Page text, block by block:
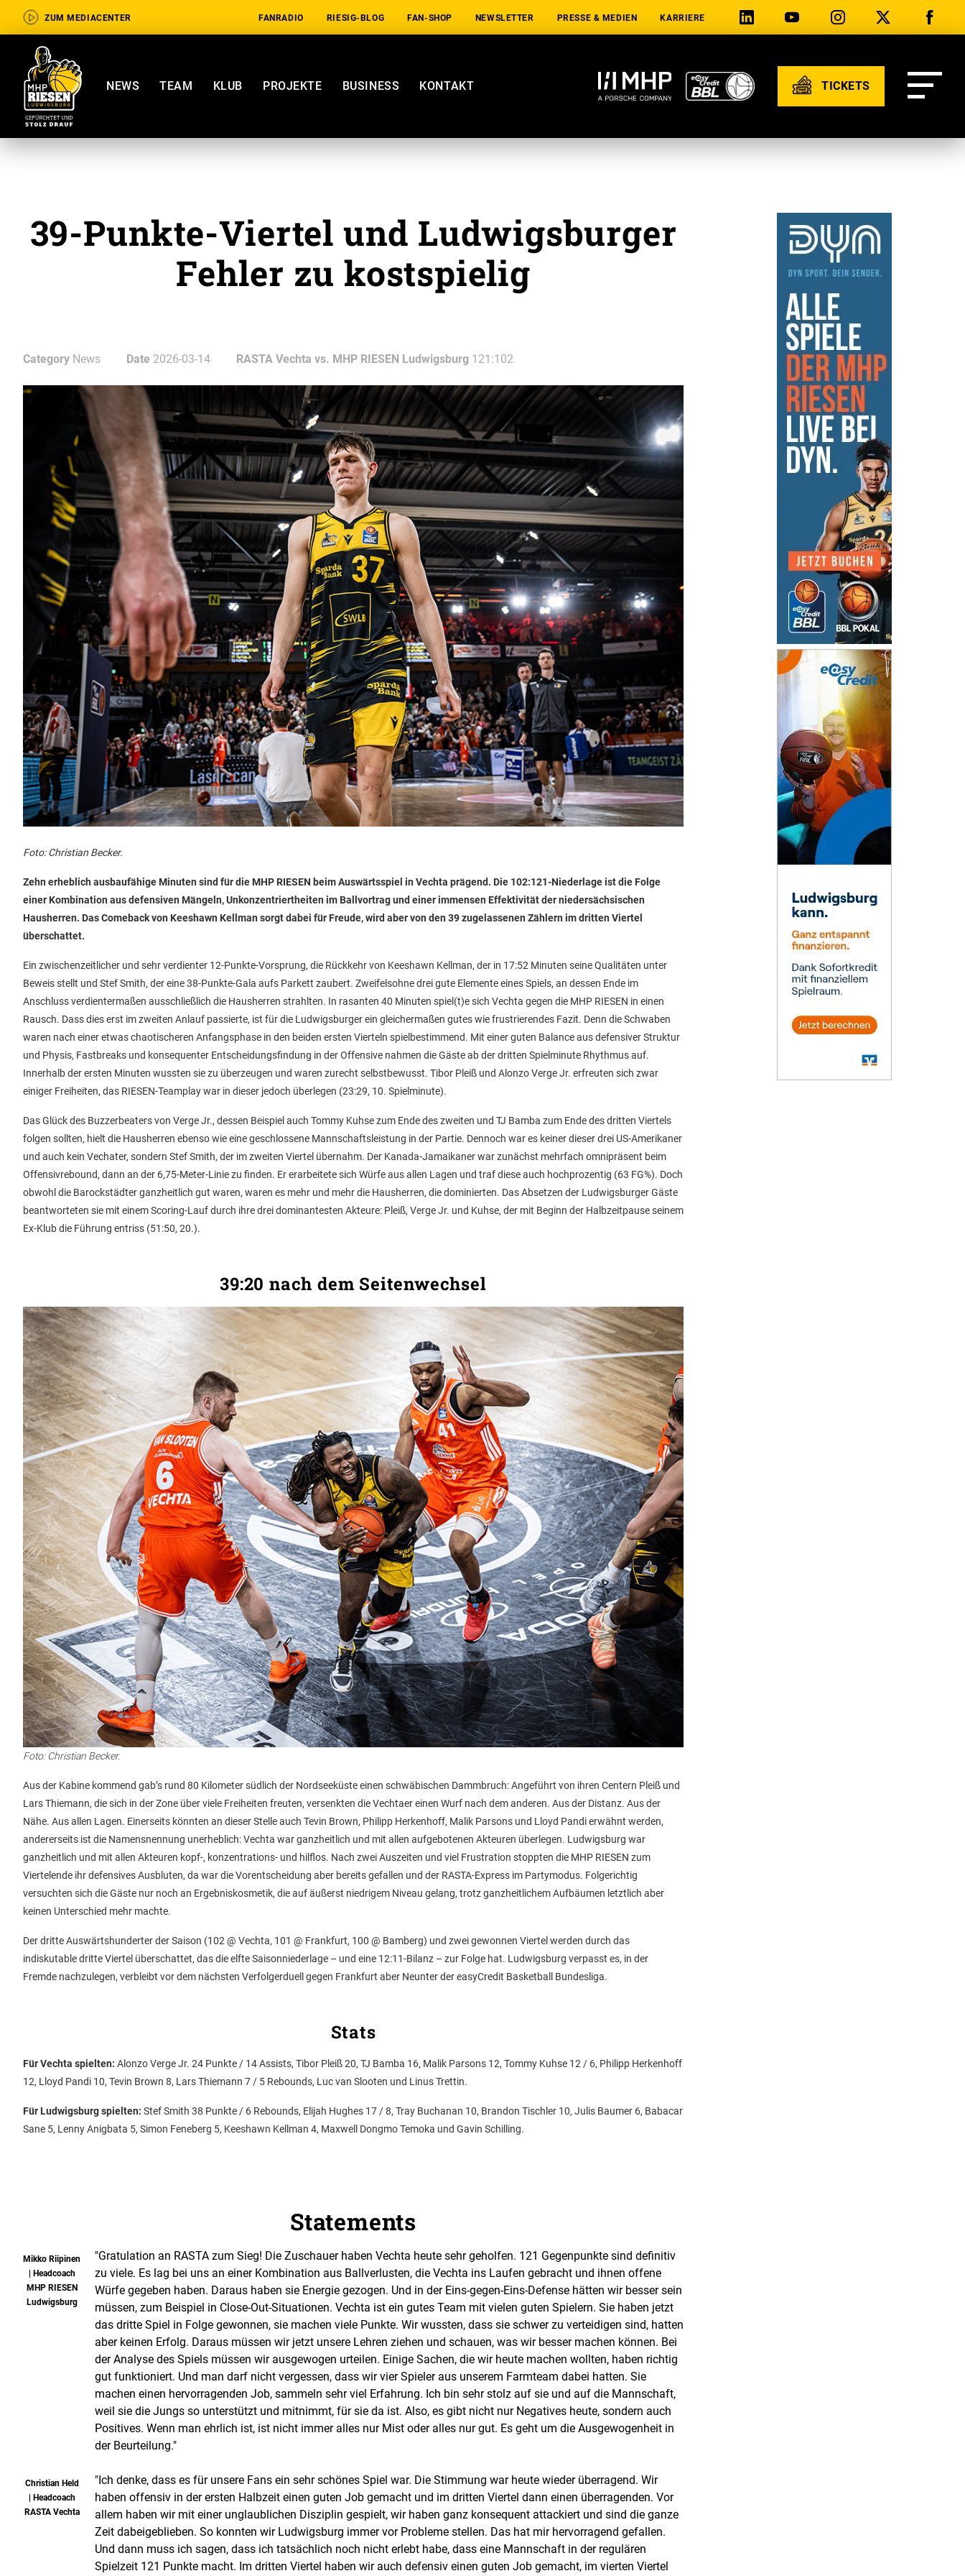
ZUM MEDIACENTER FANRADIO RIESIG-BLOG FAN-SHOP NEWSLETTER PRESSE & MEDIEN KARRIERE
NEWS TEAM KLUB PROJEKTE BUSINESS KONTAKT TICKETS
39-Punkte-Viertel und Ludwigsburger
Fehler zu kostspielig
Category News Date 2026-03-14 RASTA Vechta vs. MHP RIESEN Ludwigsburg 121:102
Foto: Christian Becker.
Zehn erheblich ausbaufähige Minuten sind für die MHP RIESEN beim Auswärtsspiel in Vechta prägend. Die 102:121-Niederlage ist die Folge
einer Kombination aus defensiven Mängeln, Unkonzentriertheiten im Ballvortrag und einer immensen Effektivität der niedersächsischen
Hausherren. Das Comeback von Keeshawn Kellman sorgt dabei für Freude, wird aber von den 39 zugelassenen Zählern im dritten Viertel
überschattet.
Ein zwischenzeitlicher und sehr verdienter 12-Punkte-Vorsprung, die Rückkehr von Keeshawn Kellman, der in 17:52 Minuten seine Qualitäten unter
Beweis stellt und Stef Smith, der eine 38-Punkte-Gala aufs Parkett zaubert. Zweifelsohne drei gute Elemente eines Spiels, an dessen Ende im
Anschluss verdientermaßen ausschließlich die Hausherren strahlten. In rasanten 40 Minuten spiel(t)e sich Vechta gegen die MHP RIESEN in einen
Rausch. Dass dies erst im zweiten Anlauf passierte, ist für die Ludwigsburger ein gleichermaßen gutes wie frustrierendes Fazit. Denn die Schwaben
waren nach einer etwas chaotischeren Anfangsphase in den beiden ersten Vierteln spielbestimmend. Mit einer guten Balance aus defensiver Struktur
und Physis, Fastbreaks und konsequenter Entscheidungsfindung in der Offensive nahmen die Gäste ab der dritten Spielminute Rhythmus auf.
Innerhalb der ersten Minuten wussten sie zu überzeugen und waren zurecht selbstbewusst. Tibor Pleiß und Alonzo Verge Jr. erfreuten sich zwar
einiger Freiheiten, das RIESEN-Teamplay war in dieser jedoch überlegen (23:29, 10. Spielminute).
Das Glück des Buzzerbeaters von Verge Jr., dessen Beispiel auch Tommy Kuhse zum Ende des zweiten und TJ Bamba zum Ende des dritten Viertels
folgen sollten, hielt die Hausherren ebenso wie eine geschlossene Mannschaftsleistung in der Partie. Dennoch war es keiner dieser drei US-Amerikaner
und auch kein Vechater, sondern Stef Smith, der im zweiten Viertel übernahm. Der Kanada-Jamaikaner war zunächst mehrfach omnipräsent beim
Offensivrebound, dann an der 6,75-Meter-Linie zu finden. Er erarbeitete sich Würfe aus allen Lagen und traf diese auch hochprozentig (63 FG%). Doch
obwohl die Barockstädter ganzheitlich gut waren, waren es mehr und mehr die Hausherren, die dominierten. Das Absetzen der Ludwigsburger Gäste
beantworteten sie mit einem Scoring-Lauf durch ihre drei dominantesten Akteure: Pleiß, Verge Jr. und Kuhse, der mit Beginn der Halbzeitpause seinem
Ex-Klub die Führung entriss (51:50, 20.).
39:20 nach dem Seitenwechsel
Foto: Christian Becker.
Aus der Kabine kommend gab’s rund 80 Kilometer südlich der Nordseeküste einen schwäbischen Dammbruch: Angeführt von ihren Centern Pleiß und
Lars Thiemann, die sich in der Zone über viele Freiheiten freuten, versenkten die Vechtaer einen Wurf nach dem anderen. Aus der Distanz. Aus der
Nähe. Aus allen Lagen. Einerseits könnten an dieser Stelle auch Tevin Brown, Philipp Herkenhoff, Malik Parsons und Lloyd Pandi erwähnt werden,
andererseits ist die Namensnennung unerheblich: Vechta war ganzheitlich und mit allen aufgebotenen Akteuren überlegen. Ludwigsburg war
ganzheitlich und mit allen Akteuren kopf-, konzentrations- und hilflos. Nach zwei Auszeiten und viel Frustration stoppten die MHP RIESEN zum
Viertelende ihr defensives Ausbluten, da war die Vorentscheidung aber bereits gefallen und der RASTA-Express im Partymodus. Folgerichtig
versuchten sich die Gäste nur noch an Ergebniskosmetik, die auf äußerst niedrigem Niveau gelang, trotz ganzheitlichem Aufbäumen letztlich aber
keinen Unterschied mehr machte.
Der dritte Auswärtshunderter der Saison (102 @ Vechta, 101 @ Frankfurt, 100 @ Bamberg) und zwei gewonnen Viertel werden durch das
indiskutable dritte Viertel überschattet, das die elfte Saisonniederlage – und eine 12:11-Bilanz – zur Folge hat. Ludwigsburg verpasst es, in der
Fremde nachzulegen, verbleibt vor dem nächsten Verfolgerduell gegen Frankfurt aber Neunter der easyCredit Basketball Bundesliga.
Stats
Für Vechta spielten: Alonzo Verge Jr. 24 Punkte / 14 Assists, Tibor Pleiß 20, TJ Bamba 16, Malik Parsons 12, Tommy Kuhse 12 / 6, Philipp Herkenhoff
12, Lloyd Pandi 10, Tevin Brown 8, Lars Thiemann 7 / 5 Rebounds, Luc van Slooten und Linus Trettin.
Für Ludwigsburg spielten: Stef Smith 38 Punkte / 6 Rebounds, Elijah Hughes 17 / 8, Tray Buchanan 10, Brandon Tischler 10, Julis Baumer 6, Babacar
Sane 5, Lenny Anigbata 5, Simon Feneberg 5, Keeshawn Kellman 4, Maxwell Dongmo Temoka und Gavin Schilling.
Statements
Mikko Riipinen
| Headcoach
MHP RIESEN
Ludwigsburg
"Gratulation an RASTA zum Sieg! Die Zuschauer haben Vechta heute sehr geholfen. 121 Gegenpunkte sind definitiv
zu viele. Es lag bei uns an einer Kombination aus Ballverlusten, die Vechta ins Laufen gebracht und ihnen offene
Würfe gegeben haben. Daraus haben sie Energie gezogen. Und in der Eins-gegen-Eins-Defense hätten wir besser sein
müssen, zum Beispiel in Close-Out-Situationen. Vechta ist ein gutes Team mit vielen guten Spielern. Sie haben jetzt
das dritte Spiel in Folge gewonnen, sie machen viele Punkte. Wir wussten, dass sie schwer zu verteidigen sind, hatten
aber keinen Erfolg. Daraus müssen wir jetzt unsere Lehren ziehen und schauen, was wir besser machen können. Bei
der Analyse des Spiels müssen wir ausgewogen urteilen. Einige Sachen, die wir heute machen wollten, haben richtig
gut funktioniert. Und man darf nicht vergessen, dass wir vier Spieler aus unserem Farmteam dabei hatten. Sie
machen einen hervorragenden Job, sammeln sehr viel Erfahrung. Ich bin sehr stolz auf sie und auf die Mannschaft,
weil sie die Jungs so unterstützt und mitnimmt, für sie da ist. Also, es gibt nicht nur Negatives heute, sondern auch
Positives. Wenn man ehrlich ist, ist nicht immer alles nur Mist oder alles nur gut. Es geht um die Ausgewogenheit in
der Beurteilung."
Christian Held
| Headcoach
RASTA Vechta
"Ich denke, dass es für unsere Fans ein sehr schönes Spiel war. Die Stimmung war heute wieder überragend. Wir
haben offensiv in der ersten Halbzeit einen guten Job gemacht und im dritten Viertel dann einen überragenden. Vor
allem haben wir mit einer unglaublichen Disziplin gespielt, wir haben ganz konsequent attackiert und sind die ganze
Zeit dabeigeblieben. So konnten wir Ludwigsburg immer vor Probleme stellen. Das hat mir hervorragend gefallen.
Und dann muss ich sagen, dass ich tatsächlich noch nicht erlebt habe, dass eine Mannschaft in der regulären
Spielzeit 121 Punkte macht. Im dritten Viertel haben wir auch defensiv einen guten Job gemacht, im vierten Viertel